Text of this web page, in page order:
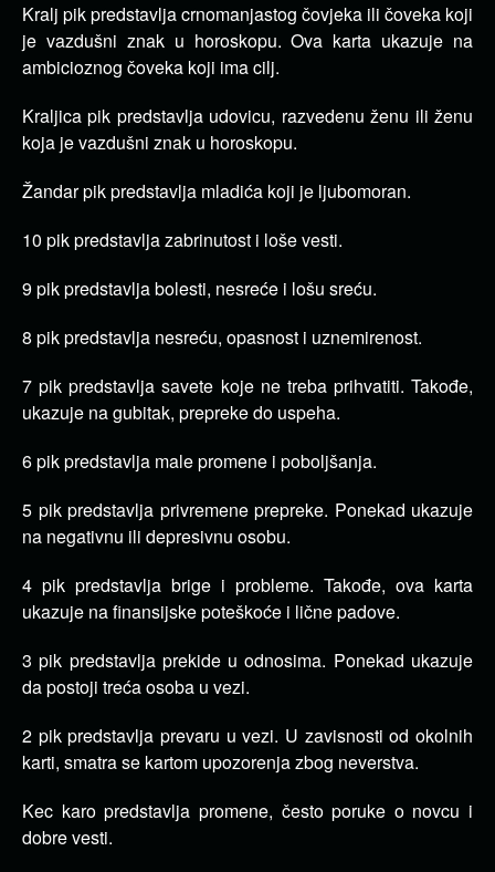
Kralj pik predstavlja crnomanjastog čovjeka ili čoveka koji
je vazdušni znak u horoskopu. Ova karta ukazuje na
ambicioznog čoveka koji ima cilj.
Kraljica pik predstavlja udovicu, razvedenu ženu ili ženu
koja je vazdušni znak u horoskopu.
Žandar pik predstavlja mladića koji je ljubomoran.
10 pik predstavlja zabrinutost i loše vesti.
9 pik predstavlja bolesti, nesreće i lošu sreću.
8 pik predstavlja nesreću, opasnost i uznemirenost.
7 pik predstavlja savete koje ne treba prihvatiti. Takođe,
ukazuje na gubitak, prepreke do uspeha.
6 pik predstavlja male promene i poboljšanja.
5 pik predstavlja privremene prepreke. Ponekad ukazuje
na negativnu ili depresivnu osobu.
4 pik predstavlja brige i probleme. Takođe, ova karta
ukazuje na finansijske poteškoće i lične padove.
3 pik predstavlja prekide u odnosima. Ponekad ukazuje
da postoji treća osoba u vezi.
2 pik predstavlja prevaru u vezi. U zavisnosti od okolnih
karti, smatra se kartom upozorenja zbog neverstva.
Kec karo predstavlja promene, često poruke o novcu i
dobre vesti.